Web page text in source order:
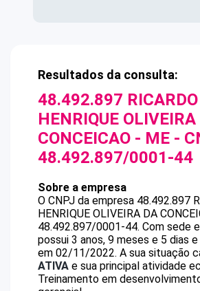
Resultados da consulta:
48.492.897 RICARDO
HENRIQUE
CONCEICAO - ME -
48.492.897/0001-44
Sobre a empresa
O CNPJ da empresa 48.492.897
HENRIQUE OLIVEIRA DA
48.492.897/0001-44. Com sede
possui 3 anos, 9 meses e 5 dias
em 02/11/2022. A sua situação
ATIVA e sua principal atividade
Treinamento em